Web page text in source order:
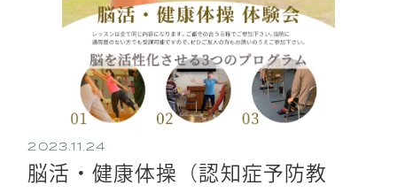
2023.11.24
脳活・健康体操（認知症予防教